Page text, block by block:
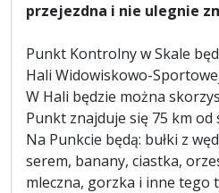
przejezdna i nie ulegnie
Punkt Kontrolny w Skale
Hali Widowiskowo-
W Hali będzie można
Punkt znajduje się 75 km od
Na Punkcie będą: bułki z
serem, banany, ciastka,
mleczna, gorzka i inne tego